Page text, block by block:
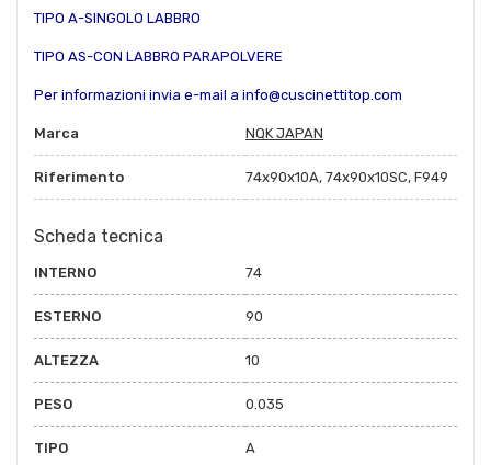
TIPO A-SINGOLO LABBRO
TIPO AS-CON LABBRO PARAPOLVERE
Per informazioni invia e-mail a info@cuscinettitop.com
Marca NQK JAPAN
Riferimento 74x90x10A, 74x90x10SC, F949
Scheda tecnica
INTERNO 74
ESTERNO 90
ALTEZZA 10
PESO 0.035
TIPO A